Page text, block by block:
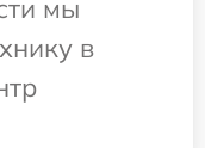
мы
в